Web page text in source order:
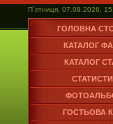
П`ятниця, 07.08.2026,
ГОЛОВНА
КАТАЛОГ
КАТАЛОГ
ГОСТЬОВА